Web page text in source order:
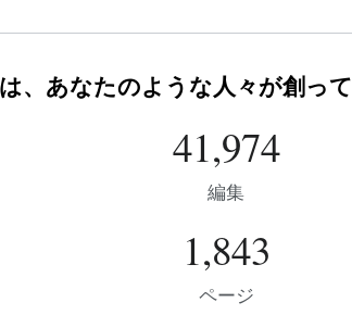
、あなたのような人々が創って
41,974
編集
1,843
ページ